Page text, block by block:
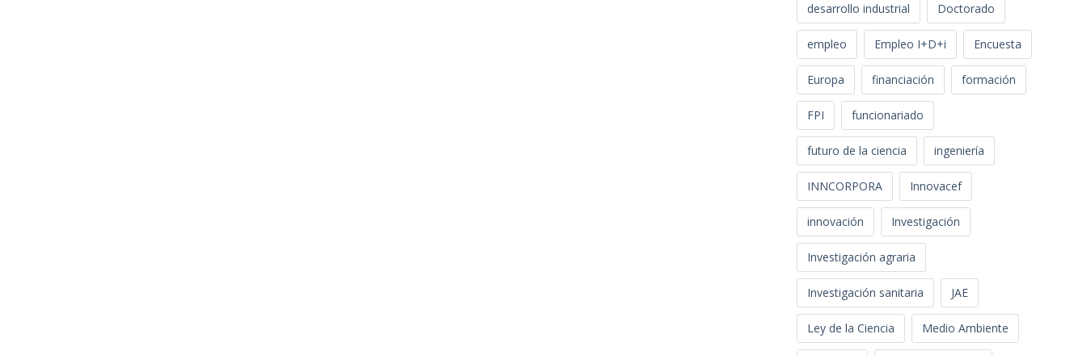
desarrollo industrial Doctorado
empleo Empleo I+D+i Encuesta
Europa financiación formación
FPI funcionariado
futuro de la ciencia ingeniería
INNCORPORA Innovacef
innovación Investigación
Investigación agraria
Investigación sanitaria JAE
Ley de la Ciencia Medio Ambiente